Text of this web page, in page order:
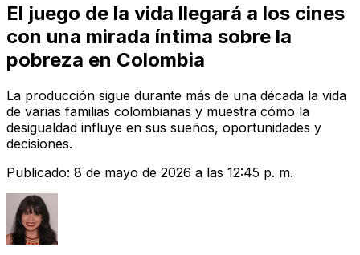
El juego de la vida llegará a los cines
con una mirada íntima sobre la
pobreza en Colombia
La producción sigue durante más de una década la vida
de varias familias colombianas y muestra cómo la
desigualdad influye en sus sueños, oportunidades y
decisiones.
Publicado: 8 de mayo de 2026 a las 12:45 p. m.